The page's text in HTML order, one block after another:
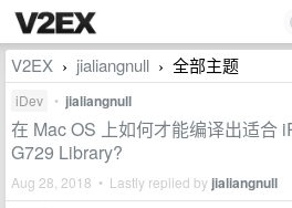
V2EX › jialiangnull › 全部主题
iDev • jialiangnull
在 Mac OS 上如何才能编译出适合
G729 Library?
Aug 28, 2018 • Lastly replied by jialiangnull